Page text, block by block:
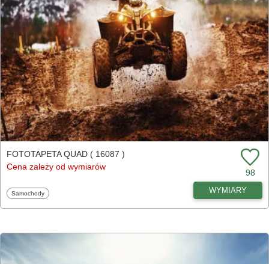
FOTOTAPETA QUAD ( 16087 )
Cena zależy od wymiarów
98
Fototapety
Samochody WYMIARY